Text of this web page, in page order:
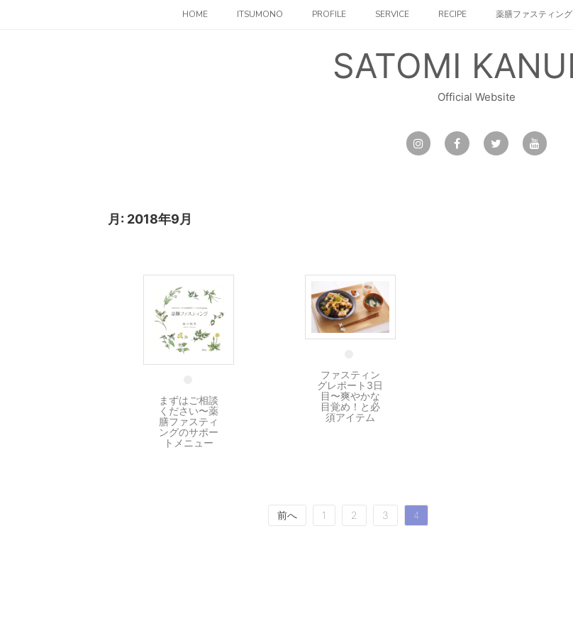
HOME ITSUMONO PROFILE SERVICE RECIPE 薬膳ファスティング
SATOMI
Official Website
月: 2018年9月
1 9月
まずはご相談
ください〜薬
膳ファスティ
ングのサポー
トメニュー
1 9月
ファスティン
グレポート3日
目〜爽やかな
目覚め！と必
須アイテム
前へ 1 2 3 4